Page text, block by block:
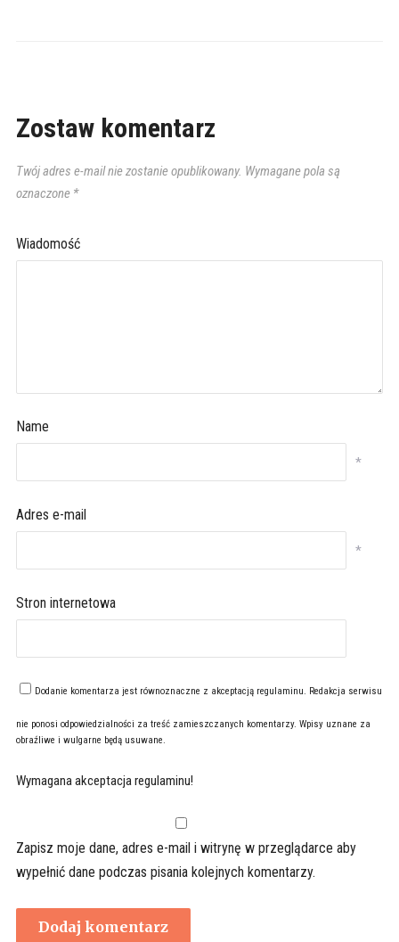
Zostaw komentarz
Twój adres e-mail nie zostanie opublikowany. Wymagane pola są
oznaczone *
Wiadomość
Name
*
Adres e-mail
*
Stron internetowa
Dodanie komentarza jest równoznaczne z akceptacją regulaminu. Redakcja serwisu
nie ponosi odpowiedzialności za treść zamieszczanych komentarzy. Wpisy uznane za
obraźliwe i wulgarne będą usuwane.
Wymagana akceptacja regulaminu!
Zapisz moje dane, adres e-mail i witrynę w przeglądarce aby
wypełnić dane podczas pisania kolejnych komentarzy.